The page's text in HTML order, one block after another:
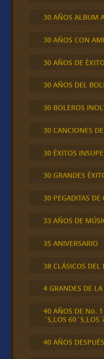
30 AÑOS ALBUM
30 AÑOS CON
30 AÑOS DE
30 AÑOS DEL
30 BOLEROS
30 CANCIONES
30 ÉXITOS
30 GRANDES
30 PEGADITAS DE
33 AÑOS DE
35 ANIVERSARIO
38 CLÁSICOS DEL
4 GRANDES DE
40 AÑOS DE No.
´S,LOS 60´S,LOS
40 AÑOS DESPUÉS